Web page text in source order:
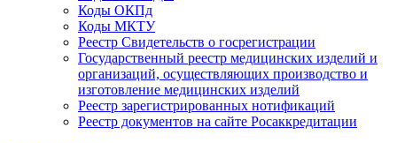
Коды ОКПд
Коды МКТУ
Реестр Свидетельств о госрегистрации
Государственный реестр медицинских изделий и
организаций, осуществляющих производство и
изготовление медицинских изделий
Реестр зарегистрированных нотификаций
Реестр документов на сайте Росаккредитации